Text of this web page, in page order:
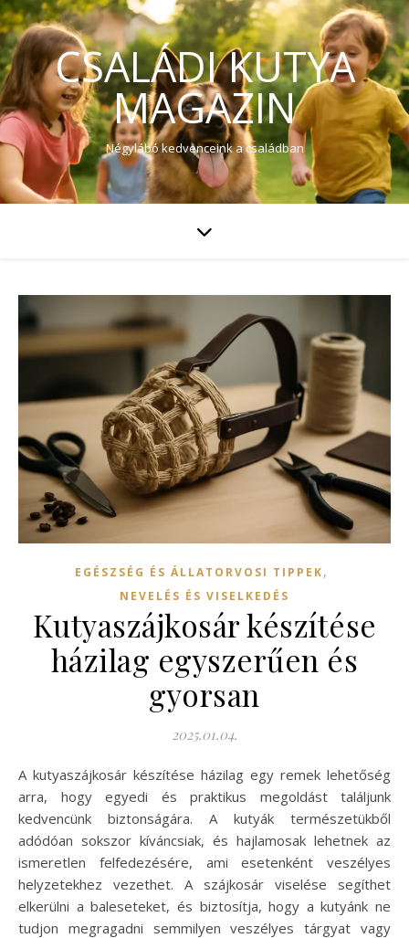
CSALÁDI KUTYA
MAGAZIN
Négylábó kedvenceink a családban
EGÉSZSÉG ÉS ÁLLATORVOSI TIPPEK,
NEVELÉS ÉS VISELKEDÉS
Kutyaszájkosár készítése
házilag egyszerűen és
gyorsan
2025.01.04.
A kutyaszájkosár készítése házilag egy remek lehetőség
arra, hogy egyedi és praktikus megoldást találjunk
kedvencünk biztonságára. A kutyák természetükből
adódóan sokszor kíváncsiak, és hajlamosak lehetnek az
ismeretlen felfedezésére, ami esetenként veszélyes
helyzetekhez vezethet. A szájkosár viselése segíthet
elkerülni a baleseteket, és biztosítja, hogy a kutyánk ne
tudjon megragadni semmilyen veszélyes tárgyat vagy